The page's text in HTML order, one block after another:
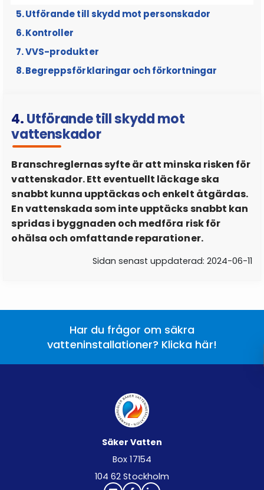
Utförande till skydd mot personskador
5.1 Skydd mot legionellatillväxt i
tappvatteninstallationer
5.1.1 Temperaturkrav och placering av
tappvattenledningar
5.1.3 Idrifttagning efter tryck- och täthetskontroll
5.2 Skydd mot brännskador
5.3 Skydd mot återströmning
5.3.1 Tappställen utan slangförskruvning och slangar
5.3.2 Tappställen med duschslang
5.3.3 Tappställen med slangförskruvning
5.3.4 Fasta anslutningar till installationer
Kontroller
6.1 Tryck- och täthetskontroll av tappvatten och
värmeinstallationer
6.2.1 Tryck- och täthetskontroll av rörledningssystem
av metall
6.2.2 Tryck- och täthetskontroll av plaströrssystem
eller blandade plast- och metallrörsystem
6.2.3 Täthetskontroll av presskopplingar
6.2.4 Täthetskontroll av befintliga tappvatten och
värmeinstallationer
6.2.5 Täthetskontroll av spillvattenledningar
mätinstrument
VVS-produkter
7.1 Egenskaper
7.2.1 Mässingskomponenter
7.2.2 Väggnära golvbrunnar
7.2.3 VVS-produkter som ska anslutas mot tätskikt
7.2.4 Prefabricerade volymhus eller prefabricerade
installationsmoduler
7.3 Monteringsanvisningar
7.3.1 Monteringsanvisning märkt med Säker
Begreppsförklaringar och förkortningar
4.Utförande till skydd mot
vattenskador
Branschreglernas syfte är att minska risken för
vattenskador. Ett eventuellt läckage ska
snabbt kunna upptäckas och enkelt åtgärdas.
En vattenskada som inte upptäcks snabbt kan
spridas i byggnaden och medföra risk för
ohälsa och omfattande reparationer.
Sidan senast uppdaterad: 2024-06-11
Har du frågor om säkra
vatteninstallationer? Klicka här!
Säker Vatten
Box 17154
104 62 Stockholm